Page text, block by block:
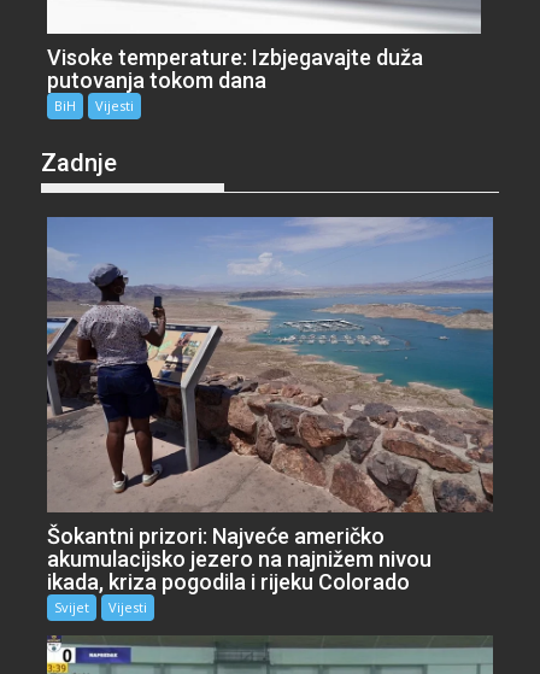
Visoke temperature: Izbjegavajte duža
putovanja tokom dana
BiH Vijesti
Zadnje
Šokantni prizori: Najveće američko
akumulacijsko jezero na najnižem nivou
ikada, kriza pogodila i rijeku Colorado
Svijet Vijesti